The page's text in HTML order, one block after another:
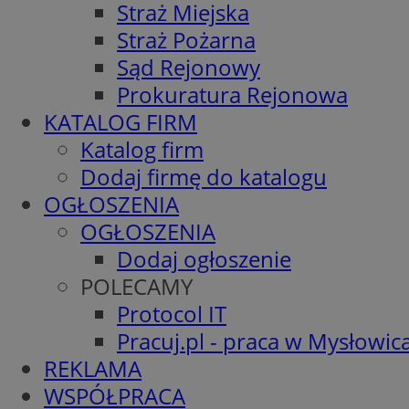
Straż Miejska
Straż Pożarna
Sąd Rejonowy
Prokuratura Rejonowa
KATALOG FIRM
Katalog firm
Dodaj firmę do katalogu
OGŁOSZENIA
OGŁOSZENIA
Dodaj ogłoszenie
POLECAMY
Protocol IT
Pracuj.pl - praca w
REKLAMA
WSPÓŁPRACA